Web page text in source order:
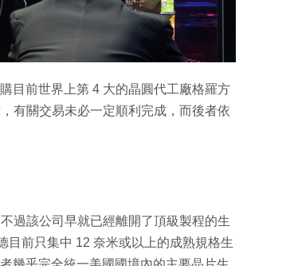
目前世界上第 4 大的晶圓代工廠格羅方
有關交易未必一定順利完成，而後者依
過該公司早就已經離開了頂級製程的生
目前只集中 12 奈米或以上的成熟規格生